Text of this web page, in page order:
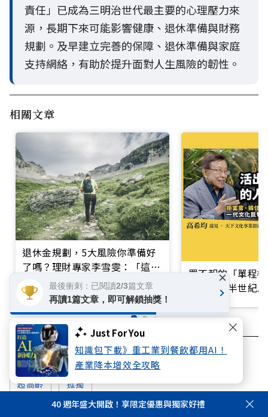
Just For You
知識包下載》重工業到餐飲都用AI！
產業降本增效全攻略
責任」已成為三明治世代最主要的心理壓力來
源，長期下來可能影響健康、退休準備與財務
規劃。及早建立完善的保障、退休準備與家庭
支持網絡，有助於提升面對人生風險的韌性。
相關文章
退休金規劃，5大風險你準備好
了嗎？理財專家李雪雯：「這階
段」最關鍵
買不起的「單程
響台灣近半世紀
退休準備 退休金 退休 超高齡社會
超高齡
孤獨
40 週年盛大開啟！享限定優惠與獨家好禮
最後衝刺：已閱讀2/3篇文章
再讀1篇文章，即可解鎖抽獎！
×